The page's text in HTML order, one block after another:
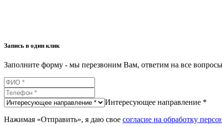
Запись в один клик
Заполните форму - мы перезвоним Вам, ответим на все
Интересующее направление *
Нажимая «Отправить», я даю свое согласие на обработку